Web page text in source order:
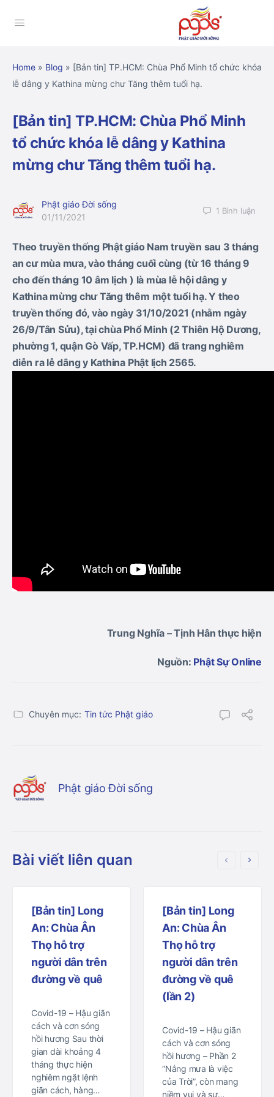
Home » Blog » [Bản tin] TP.HCM: Chùa Phổ Minh tổ chức khóa
lễ dâng y Kathina mừng chư Tăng thêm tuổi hạ.
[Bản tin] TP.HCM: Chùa Phổ Minh
tổ chức khóa lễ dâng y Kathina
mừng chư Tăng thêm tuổi hạ.
Phật giáo Đời sống
01/11/2021
1 Bình luận
Theo truyền thống Phật giáo Nam truyền sau 3 tháng
an cư mùa mưa, vào tháng cuối cùng (từ 16 tháng 9
cho đến tháng 10 âm lịch ) là mùa lễ hội dâng y
Kathina mừng chư Tăng thêm một tuổi hạ. Y theo
truyền thống đó, vào ngày 31/10/2021 (nhằm ngày
26/9/Tân Sửu), tại chùa Phổ Minh (2 Thiên Hộ Dương,
phường 1, quận Gò Vấp, TP.HCM) đã trang nghiêm
diễn ra lễ dâng y Kathina Phật lịch 2565.
Trung Nghĩa – Tịnh Hân thực hiện
Nguồn: Phật Sự Online
Chuyên mục: Tin tức Phật giáo
Phật giáo Đời sống
Bài viết liên quan
[Bản tin] Long
An: Chùa Ân
Thọ hỗ trợ
người dân trên
đường về quê
Covid-19 – Hậu giãn
cách và cơn sóng
hồi hương Sau thời
gian dài khoảng 4
tháng thực hiện
nghiêm ngặt lệnh
giãn cách, hàng…
[Bản tin] Long
An: Chùa Ân
Thọ hỗ trợ
người dân trên
đường về quê
(lần 2)
Covid-19 – Hậu giãn
cách và cơn sóng
hồi hương – Phần 2
“Nắng mưa là việc
của Trời”, còn mang
niềm vui và sự…